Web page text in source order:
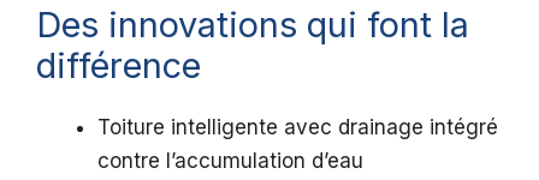
Des innovations qui font la
différence
Toiture intelligente avec drainage intégré
contre l’accumulation d’eau